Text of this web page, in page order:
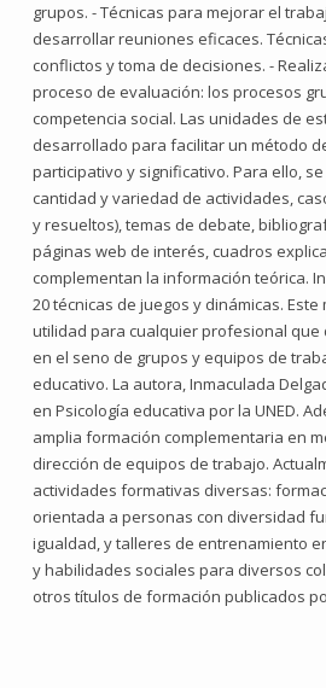
grupos. - Técnicas para mejorar el
desarrollar reuniones eficaces.
conflictos y toma de decisiones. -
proceso de evaluación: los procesos
competencia social. Las unidades de
desarrollado para facilitar un método
participativo y significativo. Para ello,
cantidad y variedad de actividades,
y resueltos), temas de debate,
páginas web de interés, cuadros
complementan la información teórica.
20 técnicas de juegos y dinámicas.
utilidad para cualquier profesional
en el seno de grupos y equipos de
educativo. La autora, Inmaculada
en Psicología educativa por la UNED.
amplia formación complementaria en
dirección de equipos de trabajo.
actividades formativas diversas:
orientada a personas con diversidad
igualdad, y talleres de entrenamiento
y habilidades sociales para diversos
otros títulos de formación publicados